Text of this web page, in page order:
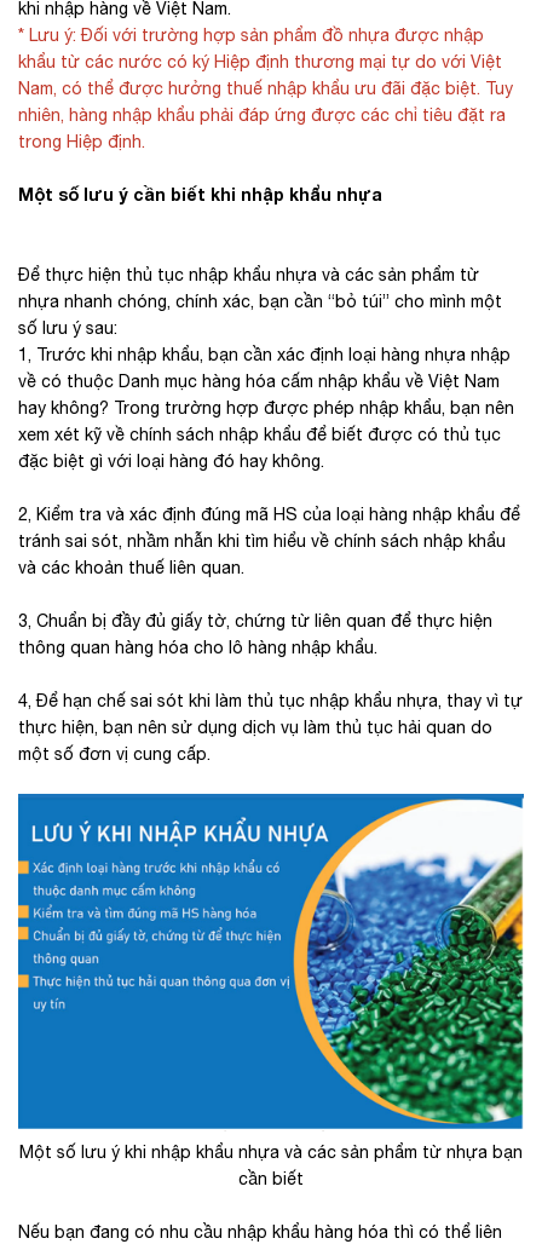
khi nhập hàng về Việt Nam.
* Lưu ý: Đối với trường hợp sản phẩm đồ nhựa được nhập
khẩu từ các nước có ký Hiệp định thương mại tự do với Việt
Nam, có thể được hưởng thuế nhập khẩu ưu đãi đặc biệt. Tuy
nhiên, hàng nhập khẩu phải đáp ứng được các chỉ tiêu đặt ra
trong Hiệp định.
Một số lưu ý cần biết khi nhập khẩu nhựa
Để thực hiện thủ tục nhập khẩu nhựa và các sản phẩm từ
nhựa nhanh chóng, chính xác, bạn cần “bỏ túi” cho mình một
số lưu ý sau:
1, Trước khi nhập khẩu, bạn cần xác định loại hàng nhựa nhập
về có thuộc Danh mục hàng hóa cấm nhập khẩu về Việt Nam
hay không? Trong trường hợp được phép nhập khẩu, bạn nên
xem xét kỹ về chính sách nhập khẩu để biết được có thủ tục
đặc biệt gì với loại hàng đó hay không.
2, Kiểm tra và xác định đúng mã HS của loại hàng nhập khẩu để
tránh sai sót, nhầm nhẫn khi tìm hiểu về chính sách nhập khẩu
và các khoản thuế liên quan.
3, Chuẩn bị đầy đủ giấy tờ, chứng từ liên quan để thực hiện
thông quan hàng hóa cho lô hàng nhập khẩu.
4, Để hạn chế sai sót khi làm thủ tục nhập khẩu nhựa, thay vì tự
thực hiện, bạn nên sử dụng dịch vụ làm thủ tục hải quan do
một số đơn vị cung cấp.
Một số lưu ý khi nhập khẩu nhựa và các sản phẩm từ nhựa bạn
cần biết
Nếu bạn đang có nhu cầu nhập khẩu hàng hóa thì có thể liên